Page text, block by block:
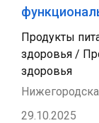
Продукты
здоровья /
здоровья
29.10.2025